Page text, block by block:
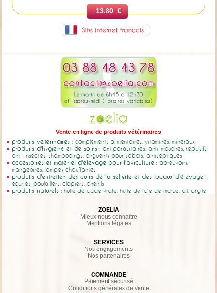
13.80 €
Vente en ligne de produits vétérinaires
produits vétérinaires : compléments alimentaires, vitamines, minéraux
produits d'hygiène et de soins : antiparasitaires, anti-mouches, répulsifs
anti-insectes, shampooings, onguents pour sabots, antiseptiques
accessoires et matériel d'élevage pour l'aviculture : abreuvoirs,
mangeoires, lampes chauffantes
produits d'entretien des cuirs de la sellerie et des locaux d'élevage :
écuries, poulaillers, clapiers, chenils
produits naturels : huile de cade vraie, huile de foie de morue, ail, argile
ZOELIA
Mieux nous connaître
Mentions légales
SERVICES
Nos engagements
Nos partenaires
COMMANDE
Paiement sécurisé
Conditions générales de vente